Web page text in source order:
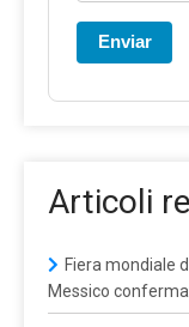
Enviar
Articoli
Fiera mondiale
Messico